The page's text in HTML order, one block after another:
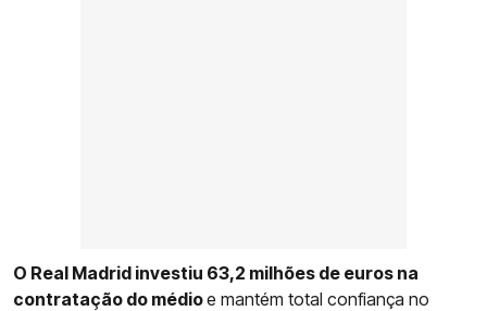
O Real Madrid investiu 63,2 milhões de euros na
contratação do médioe mantém total confiança no